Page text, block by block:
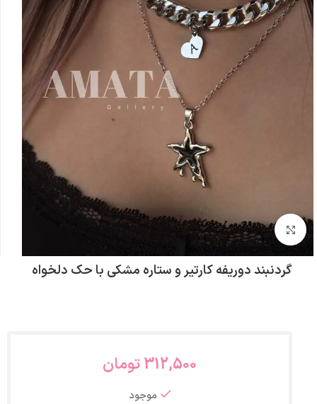
بزرگنمایی تصویر
گردنبند دوریفه کارتیر و ستاره مشکی با حک دلخواه
312,500تومان
موجود